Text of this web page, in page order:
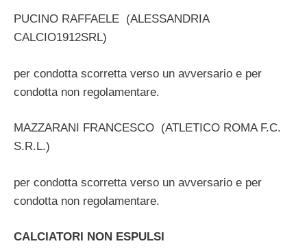
PUCINO RAFFAELE (ALESSANDRIA
CALCIO1912SRL)
per condotta scorretta verso un avversario e per
condotta non regolamentare.
MAZZARANI FRANCESCO (ATLETICO ROMA F.C.
S.R.L.)
per condotta scorretta verso un avversario e per
condotta non regolamentare.
CALCIATORI NON ESPULSI